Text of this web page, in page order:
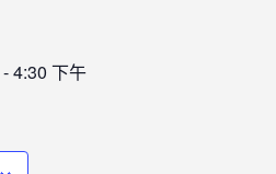
-4:30 下午